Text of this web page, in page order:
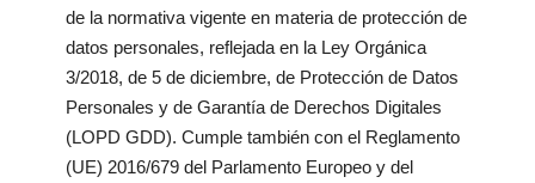
de la normativa vigente en materia de protección de
datos personales, reflejada en la Ley Orgánica
3/2018, de 5 de diciembre, de Protección de Datos
Personales y de Garantía de Derechos Digitales
(LOPD GDD). Cumple también con el Reglamento
(UE) 2016/679 del Parlamento Europeo y del